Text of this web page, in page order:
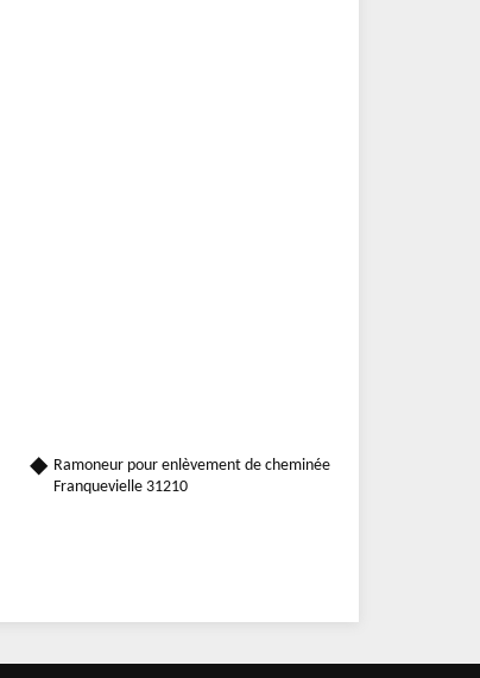
Ramoneur pour enlèvement de cheminée
Franquevielle 31210